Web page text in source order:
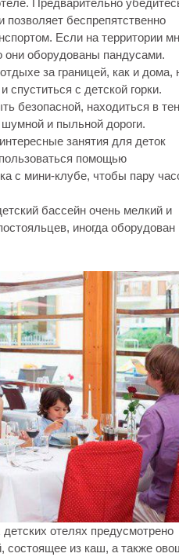
Предварительно
беспрепятственно
Если на территории
они оборудованы пандусами.
за границей, как и дома,
спуститься с детской горки.
безопасной, находиться в
и пыльной дороги.
занятия для деток
помощью
с мини-клубе, чтобы пару
бассейн очень мелкий и
иногда оборудован
отелях предусмотрено
состоящее из каш, а также